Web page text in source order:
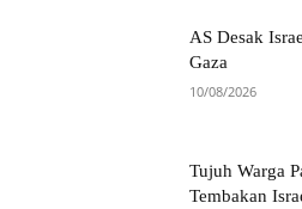
AS Desak
Gaza
10/08/2026
Tujuh Warga
Tembakan